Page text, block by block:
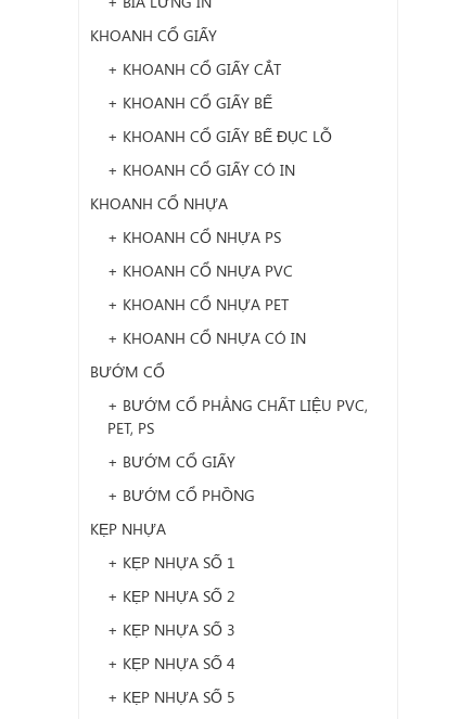
KHOANH CỔ GIẤY
+ KHOANH CỔ GIẤY CẮT
+ KHOANH CỔ GIẤY BẾ
+ KHOANH CỔ GIẤY BẾ ĐỤC LỖ
+ KHOANH CỔ GIẤY CÓ IN
KHOANH CỔ NHỰA
+ KHOANH CỔ NHỰA PS
+ KHOANH CỔ NHỰA PVC
+ KHOANH CỔ NHỰA PET
+ KHOANH CỔ NHỰA CÓ IN
BƯỚM CỔ
+ BƯỚM CỔ PHẲNG CHẤT LIỆU PVC,
PET, PS
+ BƯỚM CỔ GIẤY
+ BƯỚM CỔ PHỒNG
KẸP NHỰA
+ KẸP NHỰA SỐ 1
+ KẸP NHỰA SỐ 2
+ KẸP NHỰA SỐ 3
+ KẸP NHỰA SỐ 4
+ KẸP NHỰA SỐ 5